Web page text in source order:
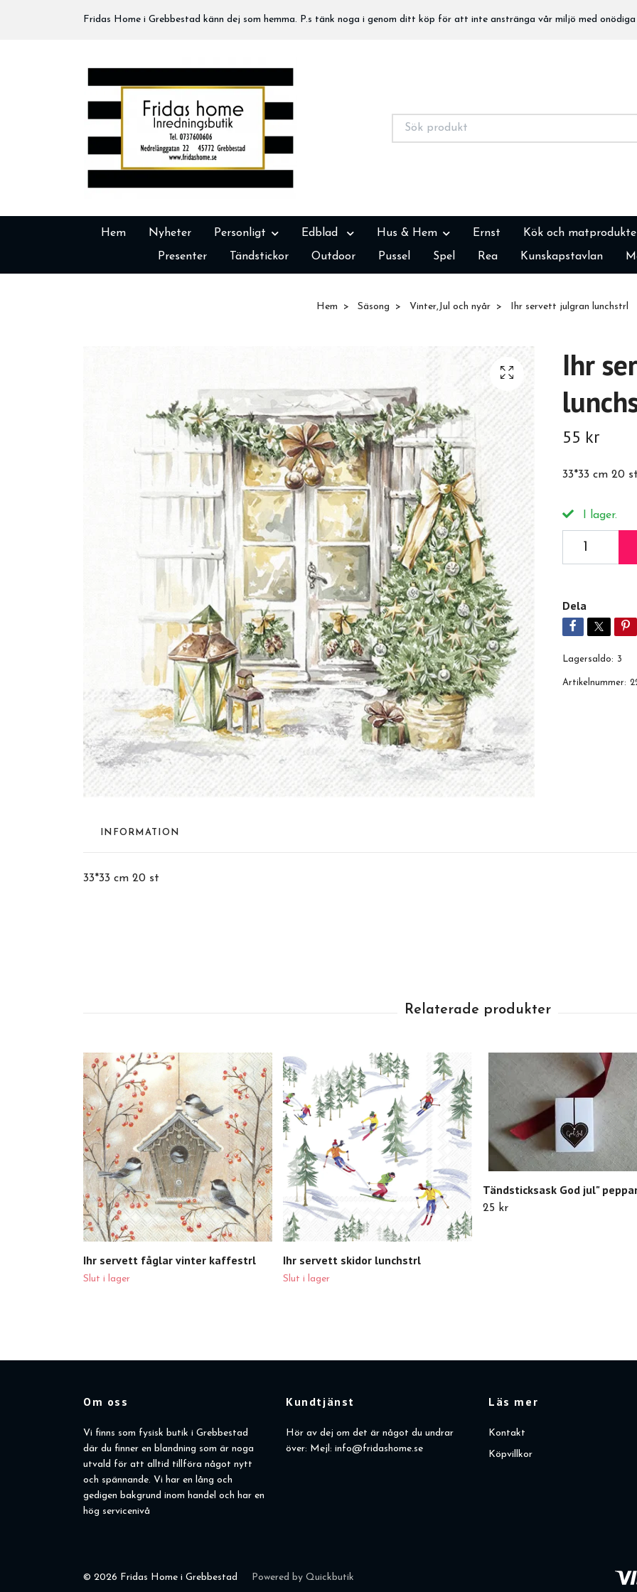
Fridas Home i Grebbestad känn dej som hemma. P.s tänk noga i genom ditt köp för att inte anstränga vår miljö med
Hem Nyheter Personligt Edblad Hus & Hem Ernst Kök och
Presenter Tändstickor Outdoor Pussel Spel Rea Kunskapstavlan
Hem Säsong Vinter,Jul och nyår Ihr servett julgran lunchstrl
Ihr
55 kr
33*33 cm 20
I lager.
Dela
Lagersaldo: 3
Artikelnummer:
INFORMATION
33*33 cm 20 st
Ihr servett fåglar vinter kaffestrl
Slut i lager
Ihr servett skidor lunchstrl
Slut i lager
Tändsticksask God jul"
25 kr
Om oss
Vi finns som fysisk butik i Grebbestad
där du finner en blandning som är noga
utvald för att alltid tillföra något nytt
och spännande. Vi har en lång och
gedigen bakgrund inom handel och har en
hög servicenivå
Kundtjänst
Hör av dej om det är något du undrar
över: Mejl: info@fridashome.se
Läs mer
Kontakt
Köpvillkor
© 2026 Fridas Home i Grebbestad Powered by Quickbutik